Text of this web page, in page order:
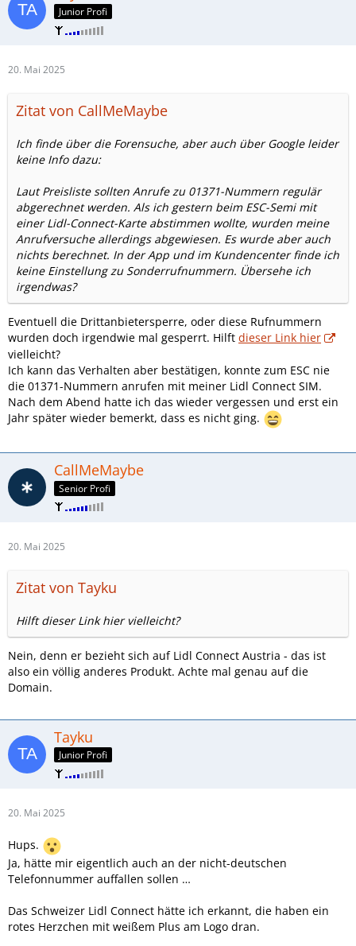
Junior Profi
20. Mai 2025
Zitat von CallMeMaybe
Ich finde über die Forensuche, aber auch über Google leider
keine Info dazu:
Laut Preisliste sollten Anrufe zu 01371-Nummern regulär
abgerechnet werden. Als ich gestern beim ESC-Semi mit
einer Lidl-Connect-Karte abstimmen wollte, wurden meine
Anrufversuche allerdings abgewiesen. Es wurde aber auch
nichts berechnet. In der App und im Kundencenter finde ich
keine Einstellung zu Sonderrufnummern. Übersehe ich
irgendwas?
Eventuell die Drittanbietersperre, oder diese Rufnummern
wurden doch irgendwie mal gesperrt. Hilft dieser Link hier
vielleicht?
Ich kann das Verhalten aber bestätigen, konnte zum ESC nie
die 01371-Nummern anrufen mit meiner Lidl Connect SIM.
Nach dem Abend hatte ich das wieder vergessen und erst ein
Jahr später wieder bemerkt, dass es nicht ging.
CallMeMaybe
Senior Profi
20. Mai 2025
Zitat von Tayku
Hilft dieser Link hier vielleicht?
Nein, denn er bezieht sich auf Lidl Connect Austria - das ist
also ein völlig anderes Produkt. Achte mal genau auf die
Domain.
Tayku
Junior Profi
20. Mai 2025
Hups.
Ja, hätte mir eigentlich auch an der nicht-deutschen
Telefonnummer auffallen sollen …
Das Schweizer Lidl Connect hätte ich erkannt, die haben ein
rotes Herzchen mit weißem Plus am Logo dran.